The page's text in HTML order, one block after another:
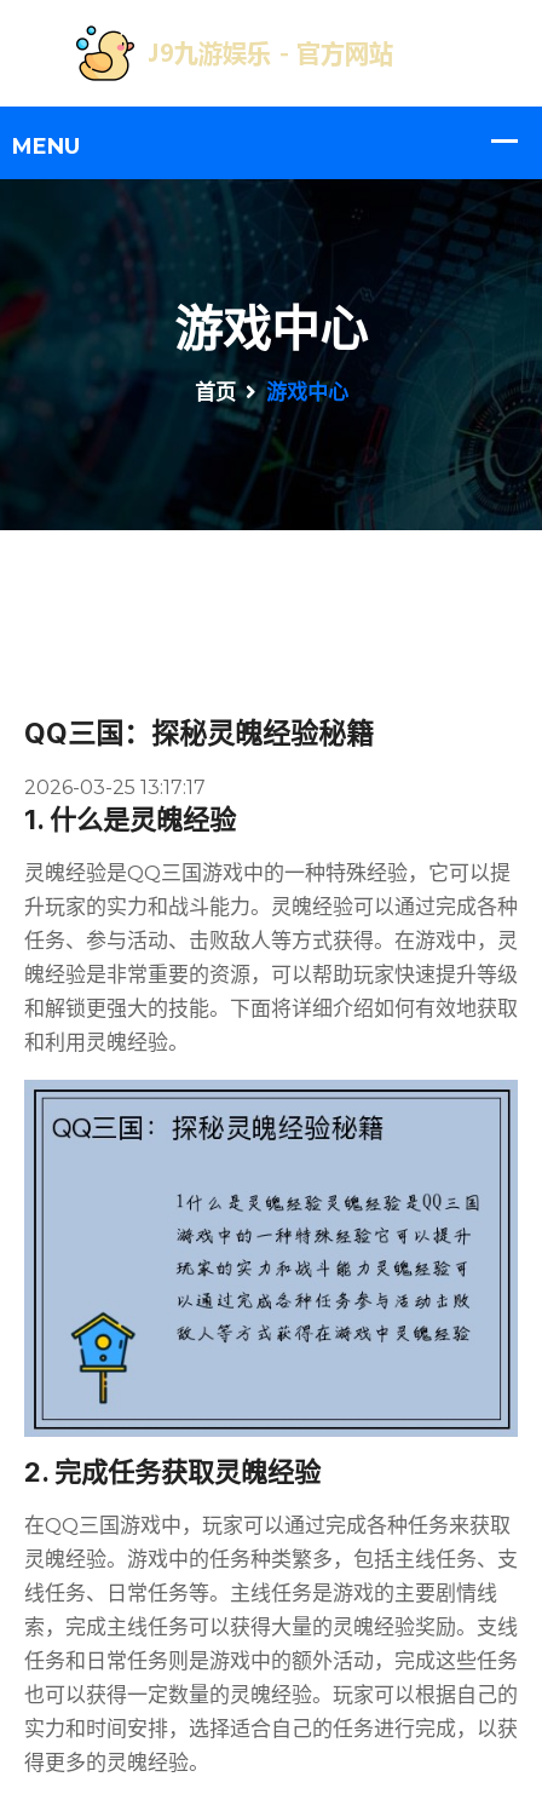
游戏中心
首页 游戏中心
QQ三国：探秘灵魄经验秘籍
2026-03-25 13:17:17
1. 什么是灵魄经验
灵魄经验是QQ三国游戏中的一种特殊经验，它可以提
升玩家的实力和战斗能力。灵魄经验可以通过完成各种
任务、参与活动、击败敌人等方式获得。在游戏中，灵
魄经验是非常重要的资源，可以帮助玩家快速提升等级
和解锁更强大的技能。下面将详细介绍如何有效地获取
和利用灵魄经验。
2. 完成任务获取灵魄经验
在QQ三国游戏中，玩家可以通过完成各种任务来获取
灵魄经验。游戏中的任务种类繁多，包括主线任务、支
线任务、日常任务等。主线任务是游戏的主要剧情线
索，完成主线任务可以获得大量的灵魄经验奖励。支线
任务和日常任务则是游戏中的额外活动，完成这些任务
也可以获得一定数量的灵魄经验。玩家可以根据自己的
实力和时间安排，选择适合自己的任务进行完成，以获
得更多的灵魄经验。